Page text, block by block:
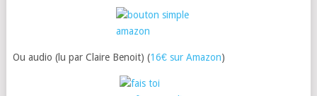
Ou audio (lu par Claire Benoit) (16€ sur Amazon)